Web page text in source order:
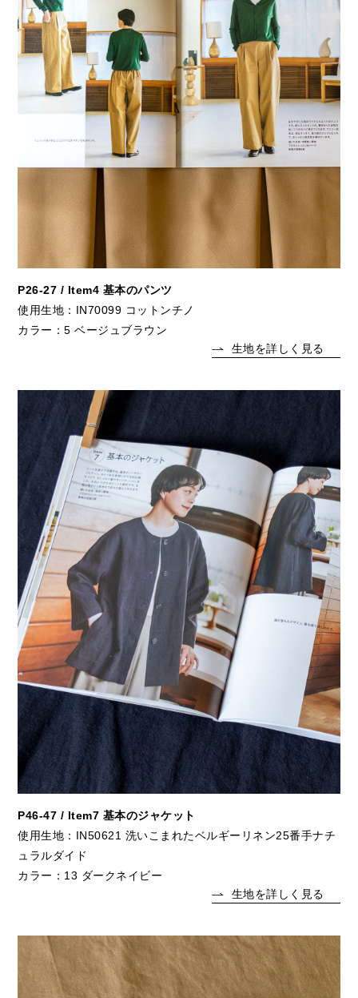
P26-27 / Item4 基本のパンツ
使用生地：IN70099 コットンチノ
カラー：5 ベージュブラウン
生地を詳しく見る
P46-47 / Item7 基本のジャケット
使用生地：IN50621 洗いこまれたベルギーリネン25番手ナチ
ュラルダイド
カラー：13 ダークネイビー
生地を詳しく見る